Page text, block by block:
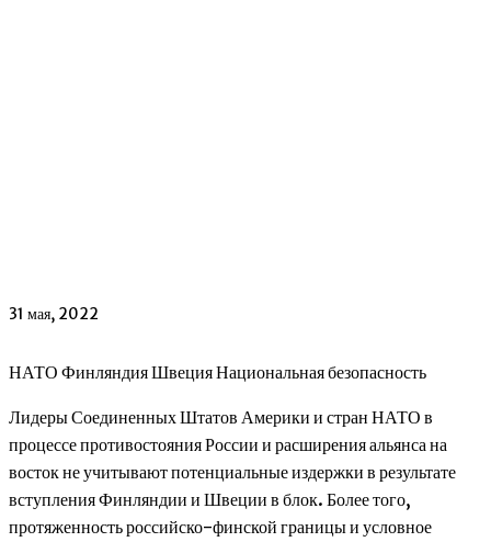
31 мая, 2022
НАТО Финляндия Швеция Национальная безопасность
Лидеры Соединенных Штатов Америки и стран НАТО в
процессе противостояния России и расширения альянса на
восток не учитывают потенциальные издержки в результате
вступления Финляндии и Швеции в блок. Более того,
протяженность российско-финской границы и условное